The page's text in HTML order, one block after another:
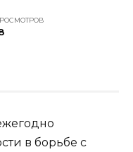
в борьбе с